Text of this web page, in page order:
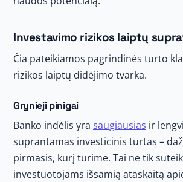
Investavimo rizikos laiptų
Čia pateikiamos pagrindinės turto
rizikos laiptų didėjimo tvarka.
Grynieji pinigai
Banko indėlis yra saugiausias ir
suprantamas investicinis turtas –
pirmasis, kurį turime. Tai ne tik
investuotojams išsamią ataskaitą